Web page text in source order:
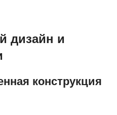
дизайн и
конструкция